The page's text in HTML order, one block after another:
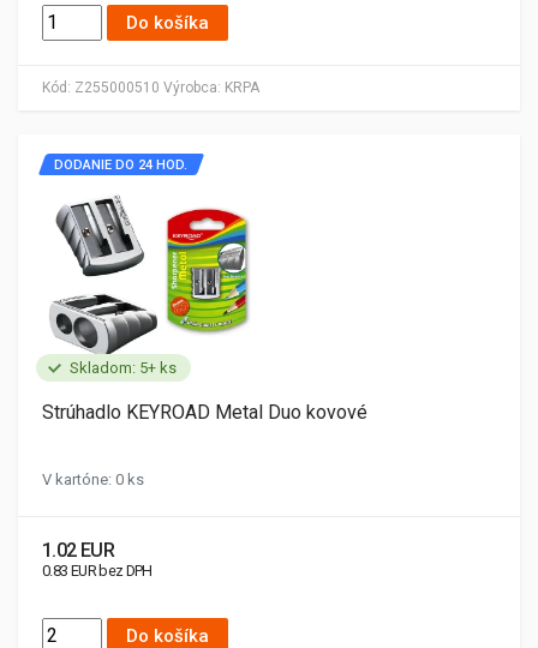
Kód: Z255000510 Výrobca: KRPA
Do košíka
Skladom: 5+ ks
DODANIE DO 24 HOD.
Strúhadlo KEYROAD Metal Duo kovové
V kartóne: 0 ks
1.02 EUR
0.83 EUR bez DPH
Do košíka